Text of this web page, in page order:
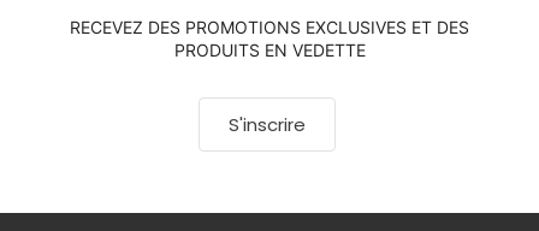
RECEVEZ DES PROMOTIONS EXCLUSIVES ET DES
PRODUITS EN VEDETTE
S'inscrire